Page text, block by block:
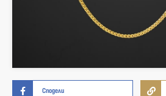
Сподели